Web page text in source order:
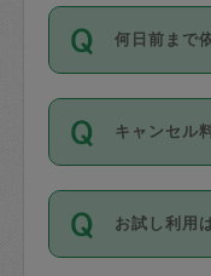
時間も被ら
社員など様
登録してい
日本語も
ールに記載
確認してい
ング動画を
現場トライ
ジさんが活
※テストセ
依頼者とタ
を通して成
適用されま
です。作業
をさせたり
す。
何日前まで
ご依頼は
以降）の日
す。
タスカジさ
可能です。
キャンセル
キャンセ
す。
お試し利用